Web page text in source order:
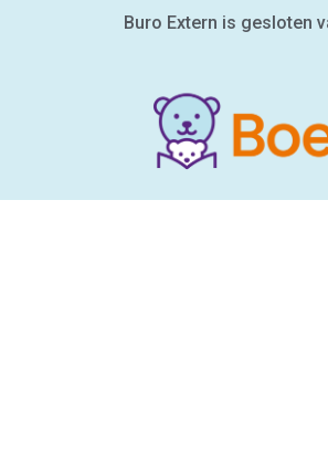
Buro Extern is gesloten